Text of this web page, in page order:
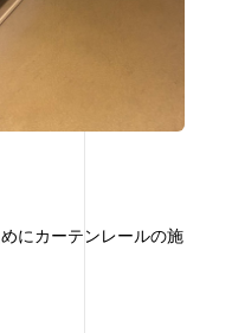
にカーテンレールの施